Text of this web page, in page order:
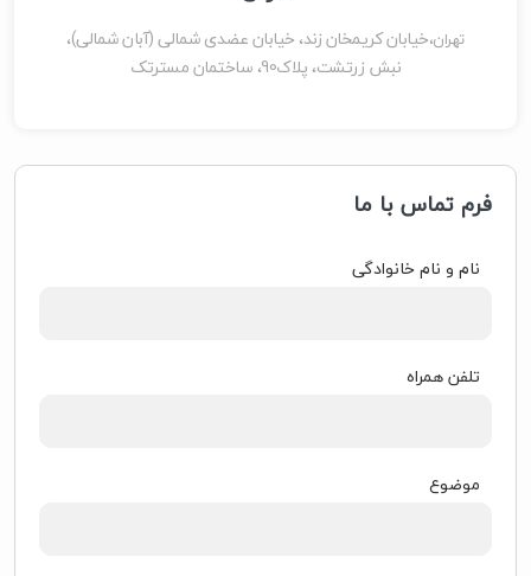
تهران،خیابان کریمخان زند، خیابان عضدی شمالی (آبان شمالی)،
نبش زرتشت، پلاک90، ساختمان مسترتک
فرم تماس با ما
نام و نام خانوادگی
تلفن همراه
موضوع